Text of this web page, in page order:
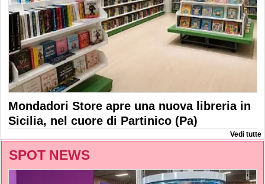
Mondadori Store apre una nuova libreria in
Sicilia, nel cuore di Partinico (Pa)
Vedi tutte
SPOT NEWS